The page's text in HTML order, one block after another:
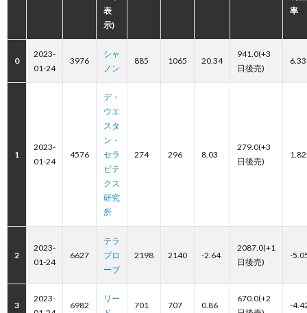
表
示)
率
0
2023-
01-24
3976
シャ
ノン
885 1065 20.34
941.0(+3
日後売)
6.33
1
2023-
01-24
4576
デ・
ウエ
スタ
ン・
セラ
ピテ
クス
研究
所
274 296 8.03
279.0(+3
日後売)
1.82
2
2023-
01-24
6627
テラ
プロ
ーブ
2198 2140 -2.64
2087.0(+1
日後売)
-
3
2023-
6982
リー
701 707 0.86
670.0(+2
-